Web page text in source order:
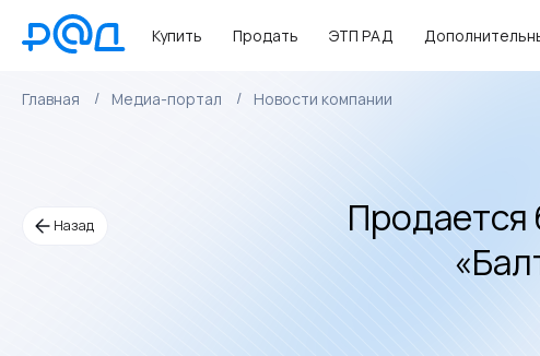
Купить Продать ЭТП РАД
Главная Медиа-портал Новости компании
Назад